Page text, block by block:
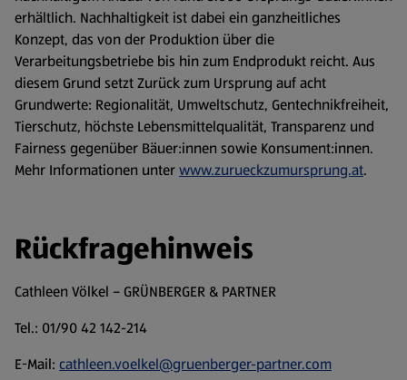
erhältlich. Nachhaltigkeit ist dabei ein ganzheitliches
Konzept, das von der Produktion über die
Verarbeitungsbetriebe bis hin zum Endprodukt reicht. Aus
diesem Grund setzt Zurück zum Ursprung auf acht
Grundwerte: Regionalität, Umweltschutz, Gentechnikfreiheit,
Tierschutz, höchste Lebensmittelqualität, Transparenz und
Fairness gegenüber Bäuer:innen sowie Konsument:innen.
Mehr Informationen unterwww.zurueckzumursprung.at.
Rückfragehinweis
Cathleen Völkel – GRÜNBERGER & PARTNER
Tel.: 01/90 42 142-214
E-Mail: cathleen.voelkel@gruenberger-partner.com